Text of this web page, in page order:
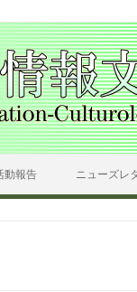
動報告 ニューズレ